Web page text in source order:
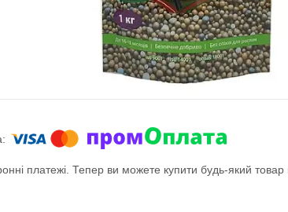
платежі. Тепер ви можете купити будь-який